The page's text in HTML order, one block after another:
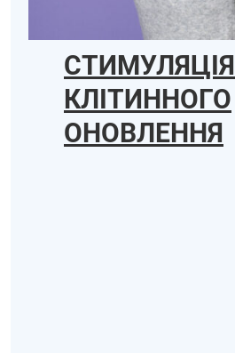
СТИМУЛЯЦІЯ
КЛІТИННОГО
ОНОВЛЕННЯ